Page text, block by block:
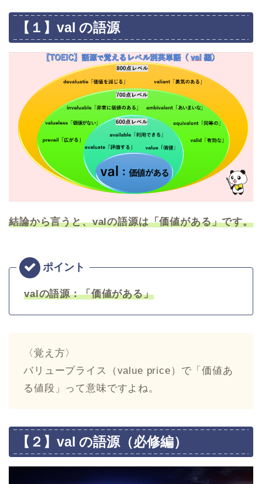
【１】val の語源
結論から言うと、valの語源は「価値がある」です。
valの語源：「価値がある」
〈覚え方〉
バリュープライス（value price）で「価値あ
る値段」って意味ですよね。
【２】val の語源（必修編）